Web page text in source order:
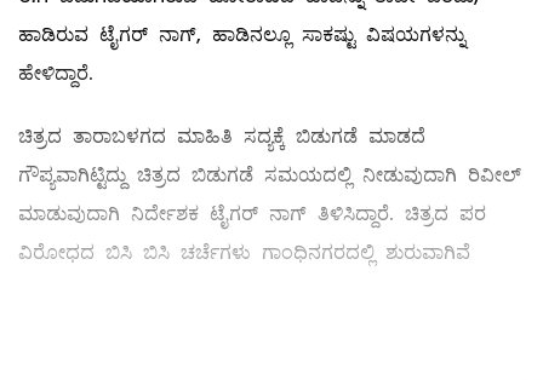
ಹಾಡಿರುವ ಟೈಗರ್ ನಾಗ್, ಹಾಡಿನಲ್ಲೂ ಸಾಕಷ್ಟು ವಿಷಯಗಳನ್ನು
ಹೇಳಿದ್ದಾರೆ.
ಚಿತ್ರದ ತಾರಾಬಳಗದ ಮಾಹಿತಿ ಸದ್ಯಕ್ಕೆ ಬಿಡುಗಡೆ ಮಾಡದೆ
ಗೌಪ್ಯವಾಗಿಟ್ಟಿದ್ದು ಚಿತ್ರದ ಬಿಡುಗಡೆ ಸಮಯದಲ್ಲಿ ನೀಡುವುದಾಗಿ ರಿವೀಲ್
ಮಾಡುವುದಾಗಿ ನಿರ್ದೇಶಕ ಟೈಗರ್ ನಾಗ್ ತಿಳಿಸಿದ್ದಾರೆ. ಚಿತ್ರದ ಪರ
ವಿರೋಧದ ಬಿಸಿ ಬಿಸಿ ಚರ್ಚೆಗಳು ಗಾಂಧಿನಗರದಲ್ಲಿ ಶುರುವಾಗಿವೆ